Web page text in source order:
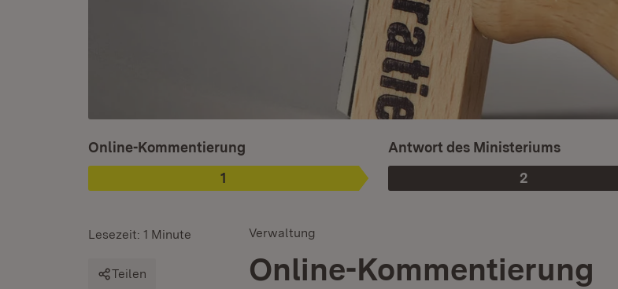
Phase
1
:
Ist ausgewählt.
Online-Kommentierung
Phase
2
:
Antwort des Ministeriums
Verwaltung
Online-Kommentierung
Lesezeit: 1 Minute
Teilen